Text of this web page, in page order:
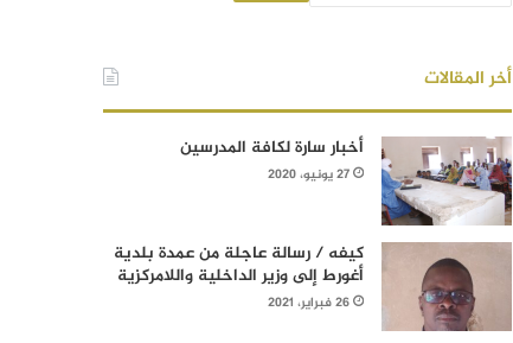
أخر المقالات
أخبار سارة لكافة المدرسين
27 يونيو، 2020
كيفه / رسالة عاجلة من عمدة بلدية
أغورط إلى وزير الداخلية واللامركزية
26 فبراير، 2021